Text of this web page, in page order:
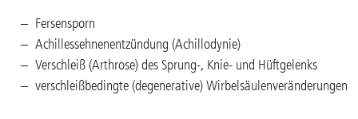
Fersensporn
Achillessehnenentzündung (Achillodynie)
Verschleiß (Arthrose) des Sprung-, Knie- und Hüftgelenks
verschleißbedingte (degenerative) Wirbelsäulenveränderungen